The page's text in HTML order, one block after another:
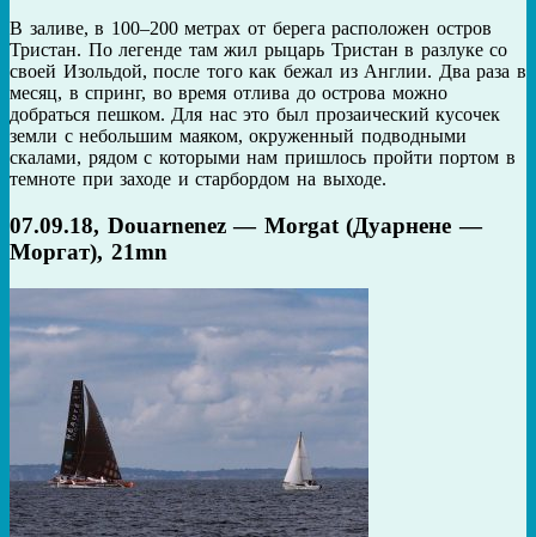
В заливе, в 100–200 метрах от берега расположен остров
Тристан. По легенде там жил рыцарь Тристан в разлуке со
своей Изольдой, после того как бежал из Англии. Два раза в
месяц, в спринг, во время отлива до острова можно
добраться пешком. Для нас это был прозаический кусочек
земли с небольшим маяком, окруженный подводными
скалами, рядом с которыми нам пришлось пройти портом в
темноте при заходе и старбордом на выходе.
07.09.18, Douarnenez — Morgat (Дуарнене —
Моргат), 21mn